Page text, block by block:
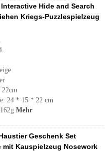
Hide and Search
Kriegs-Puzzlespielzeug
24 * 15 * 22 cm
Mehr
Geschenk Set
mit Kauspielzeug Nosework